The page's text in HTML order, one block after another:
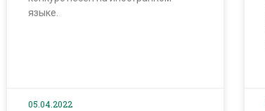
языке.
05.04.2022